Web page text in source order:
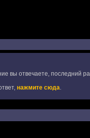
вы отвечаете, последний
нажмите сюда.